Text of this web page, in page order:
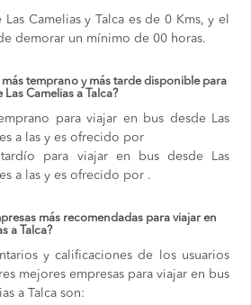
Las Camelias y Talca es de 0 Kms, y el
demorar un mínimo de 00 horas.
temprano y más tarde disponible para
Camelias a Talca?
para viajar en bus desde Las
a las y es ofrecido por
para viajar en bus desde Las
a las y es ofrecido por .
más recomendadas para viajar en
a Talca?
y calificaciones de los usuarios
mejores empresas para viajar en bus
a Talca son: